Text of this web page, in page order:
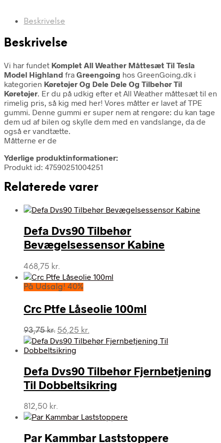
Beskrivelse
Beskrivelse
Vi har fundet Komplet All Weather Måttesæt Til Tesla
Model Highland fra Greengoing hos GreenGoing.dk i
kategorien Køretøjer Og Dele Dele Og Tilbehør Til
Køretøjer. Er du på udkig efter et All Weather måttesæt til en
rimelig pris, så kig med her! Vores måtter er lavet af TPE
gummi. Denne gummi er super nem at rengøre: du kan tage
dem ud af bilen og skylle dem med en vandslange, da de
også er vandtætte.
Måtterne er de
Yderlige produktinformationer:
Produkt id: 47590251004251
Relaterede varer
Defa Dvs90 Tilbehør
Bevægelsessensor Kabine
468,75 kr.
På Udsalg! 40%
Crc Ptfe Låseolie 100ml
93,75kr. Den
oprindelige
pris
93,75 kr..
56,25 kr.
aktuelle
56,25 kr..
Defa Dvs90 Tilbehør Fjernbetjening
Til Dobbeltsikring
812,50 kr.
Par Kammbar Laststoppere